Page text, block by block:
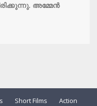
അമ്മേന്‍
Short Films Action